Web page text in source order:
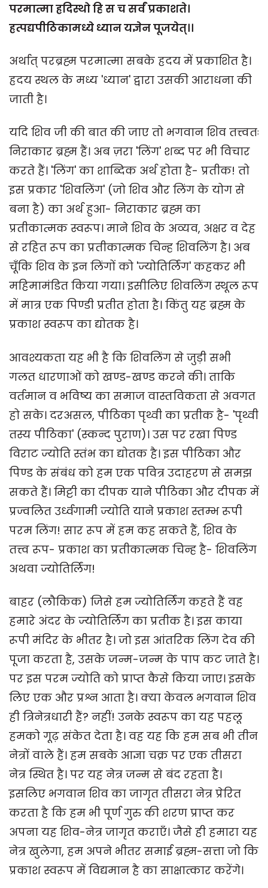
परमात्मा ह्रदिस्थो हि स च सर्वं प्रकाशते।
ह्रत्पद्यपीठिकामध्ये ध्यान यज्ञेन पूजयेत्।।
अर्थात् परब्रह्म परमात्मा सबके ह्रदय में प्रकाशित है।
ह्रदय स्थल के मध्य 'ध्यान' द्वारा उसकी आराधना की
जाती है।
यदि शिव जी की बात की जाए तो भगवान शिव तत्त्वतः
निराकार ब्रह्म हैं। अब ज़रा 'लिंग' शब्द पर भी विचार
करते हैं। 'लिंग' का शाब्दिक अर्थ होता है- प्रतीक! तो
इस प्रकार 'शिवलिंग' (जो शिव और लिंग के योग से
बना है) का अर्थ हुआ- निराकार ब्रह्म का
प्रतीकात्मक स्वरूप। माने शिव के अव्यव, अक्षर व देह
से रहित रूप का प्रतीकात्मक चिन्ह शिवलिंग है। अब
चूँकि शिव के इन लिंगों को 'ज्योतिर्लिंग' कहकर भी
महिमामंडित किया गया। इसीलिए शिवलिंग स्थूल रूप
में मात्र एक पिण्डी प्रतीत होता है। किंतु यह ब्रह्म के
प्रकाश स्वरूप का द्योतक है।
आवश्यकता यह भी है कि शिवलिंग से जुड़ी सभी
गलत धारणाओं को खण्ड-खण्ड करने की। ताकि
वर्तमान व भविष्य का समाज वास्तविकता से अवगत
हो सके। दरअसल, पीठिका पृथ्वी का प्रतीक है- 'पृथ्वी
तस्य पीठिका' (स्कन्द पुराण)। उस पर रखा पिण्ड
विराट ज्योति स्तंभ का द्योतक है। इस पीठिका और
पिण्ड के संबंध को हम एक पवित्र उदाहरण से समझ
सकते हैं। मिट्टी का दीपक याने पीठिका और दीपक में
प्रज्वलित उर्ध्वगामी ज्योति याने प्रकाश स्तम्भ रूपी
परम लिंग! सार रूप में हम कह सकते हैं, शिव के
तत्त्व रूप- प्रकाश का प्रतीकात्मक चिन्ह है- शिवलिंग
अथवा ज्योतिर्लिंग!
बाहर (लौकिक) जिसे हम ज्योतिर्लिंग कहते हैं वह
हमारे अंदर के ज्योतिर्लिंग का प्रतीक है। इस काया
रूपी मंदिर के भीतर है। जो इस आंतरिक लिंग देव की
पूजा करता है, उसके जन्म-जन्म के पाप कट जाते है।
पर इस परम ज्योति को प्राप्त कैसे किया जाए। इसके
लिए एक और प्रश्न आता है। क्या केवल भगवान शिव
ही त्रिनेत्रधारी हैं? नहीं! उनके स्वरूप का यह पहलू
हमको गूढ़ संकेत देता है। वह यह कि हम सब भी तीन
नेत्रों वाले हैं। हम सबके आज्ञा चक्र पर एक तीसरा
नेत्र स्थित है। पर यह नेत्र जन्म से बंद रहता है।
इसलिए भगवान शिव का जागृत तीसरा नेत्र प्रेरित
करता है कि हम भी पूर्ण गुरु की शरण प्राप्त कर
अपना यह शिव-नेत्र जागृत कराएँ। जैसे ही हमारा यह
नेत्र खुलेगा, हम अपने भीतर समाई ब्रह्म-सत्ता जो कि
प्रकाश स्वरूप में विद्यमान है का साक्षात्कार करेंगे।